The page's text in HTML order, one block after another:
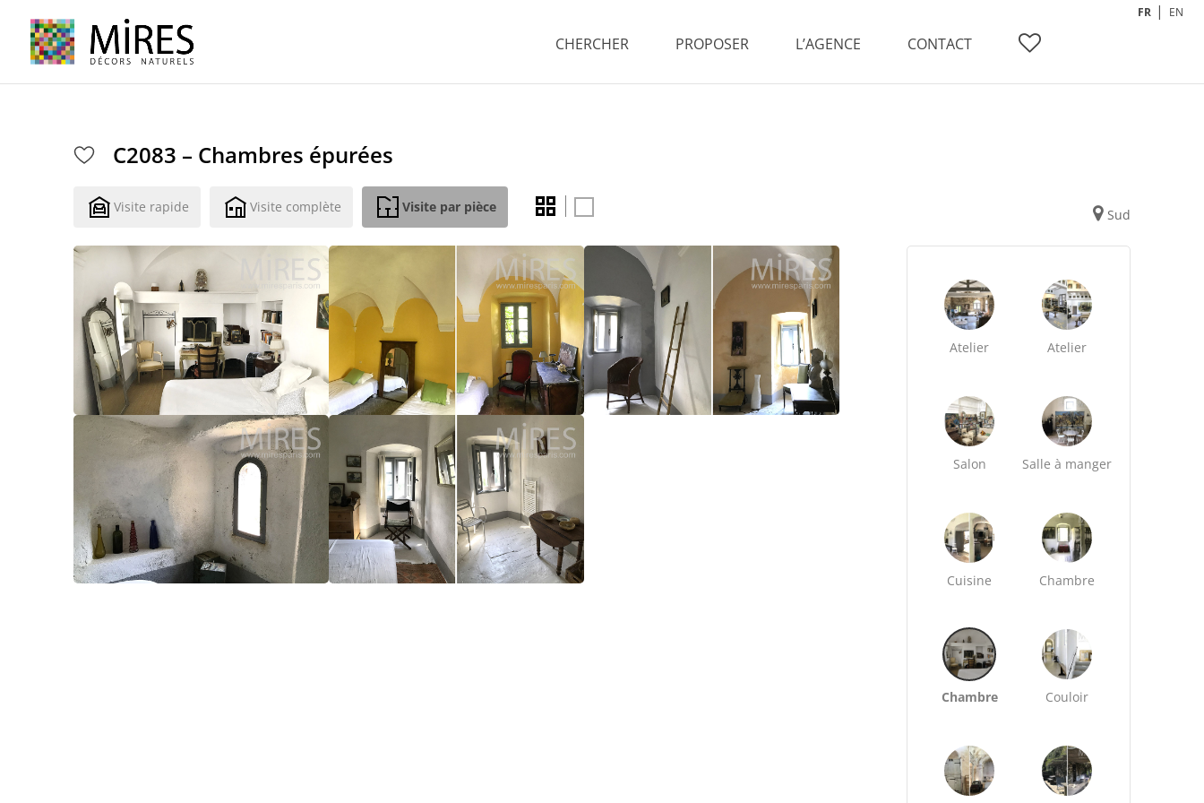
CHERCHER PROPOSER L’AGENCE CONTACT
FR EN
C2083 – Chambres épurées
Visite rapide Visite complète Visite par pièce Sud
Atelier Atelier
Salon Salle à manger
Cuisine Chambre
Chambre Couloir